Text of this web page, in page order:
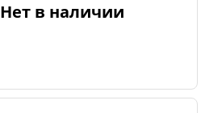
Нет в наличии